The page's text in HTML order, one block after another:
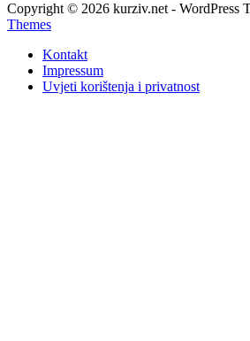
Copyright © 2026 kurziv.net - WordPress
Themes
Kontakt
Impressum
Uvjeti korištenja i privatnost